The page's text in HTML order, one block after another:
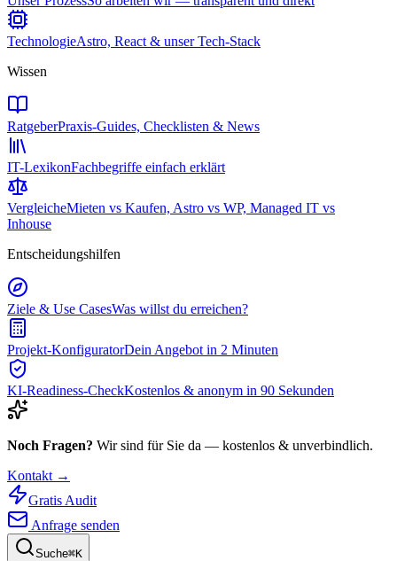
TechnologieAstro, React & unser Tech-Stack
Wissen
RatgeberPraxis-Guides, Checklisten & News
IT-LexikonFachbegriffe einfach erklärt
VergleicheMieten vs Kaufen, Astro vs WP, Managed IT vs
Inhouse
Entscheidungshilfen
Ziele & Use CasesWas willst du erreichen?
Projekt-KonfiguratorDein Angebot in 2 Minuten
KI-Readiness-CheckKostenlos & anonym in 90 Sekunden
Noch Fragen? Wir sind für Sie da — kostenlos & unverbindlich.
Kontakt →
Gratis Audit
Anfrage senden
Suche⌘K